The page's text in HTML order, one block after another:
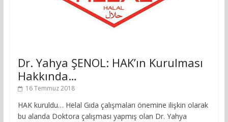
Dr. Yahya ŞENOL: HAK’ın Kurulması
Hakkında…
16 Temmuz 2018
HAK kuruldu… Helal Gıda çalışmaları önemine ilişkin olarak
bu alanda Doktora çalışması yapmış olan Dr. Yahya